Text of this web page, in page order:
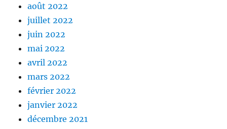
août 2022
juillet 2022
juin 2022
mai 2022
avril 2022
mars 2022
février 2022
janvier 2022
décembre 2021